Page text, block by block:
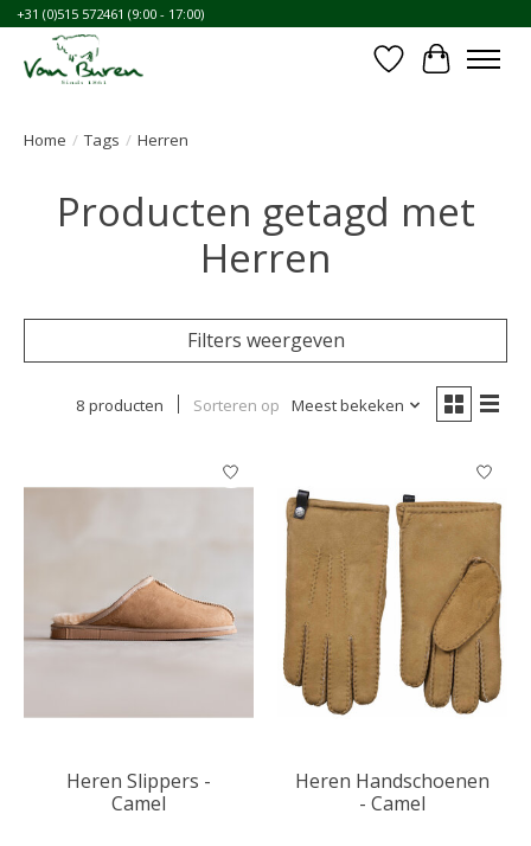
+31 (0)515 572461 (9:00 - 17:00)
Verlanglijst
Home / Tags / Herren
Producten getagd met
Herren
Filters weergeven
8 producten Sorteren op Meest bekeken
Heren Slippers -
Camel
Heren Handschoenen
- Camel